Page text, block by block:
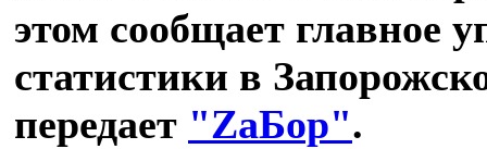
этом сообщает главное
статистики в
передает "ZаБор".